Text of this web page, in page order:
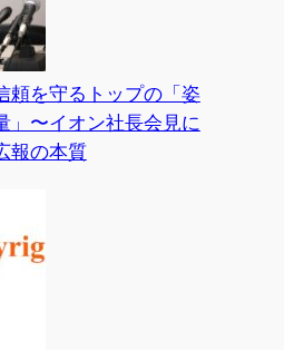
頼を守るトップの「姿
」〜イオン社長会見に
報の本質